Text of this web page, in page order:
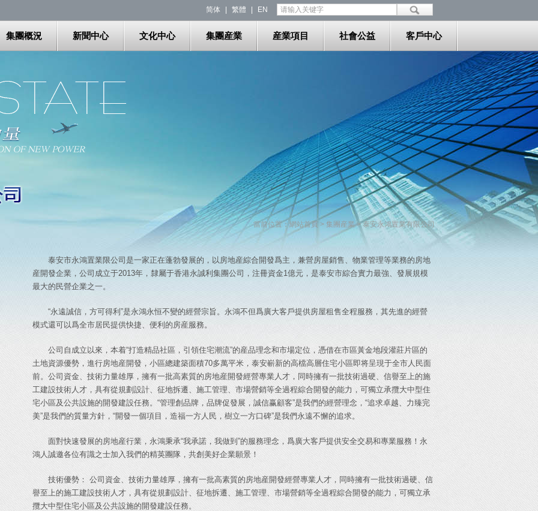
简体 繁體 EN
集團概況 新聞中心 文化中心 集團産業 産業項目 社會公益 客戶中心
當前位置：網站首頁 > 集團産業> 泰安永鴻置業有限公司
泰安市永鴻置業限公司是一家正在蓬勃發展的，以房地産綜合開發爲主，兼營房屋銷售、物業管理等業務的房地
産開發企業，公司成立于2013年，隸屬于香港永誠利集團公司，注冊資金1億元，是泰安市綜合實力最強、發展規模
最大的民營企業之一。
“永遠誠信，方可得利”是永鴻永恒不變的經營宗旨。永鴻不但爲廣大客戶提供房屋租售全程服務，其先進的經營
模式還可以爲全市居民提供快捷、便利的房産服務。
公司自成立以來，本着“打造精品社區，引領住宅潮流”的産品理念和市場定位，憑借在市區黃金地段灌莊片區的
土地資源優勢，進行房地産開發，小區總建築面積70多萬平米，泰安嶄新的高檔高層住宅小區即将呈現于全市人民面
前。公司資金、技術力量雄厚，擁有一批高素質的房地産開發經營專業人才，同時擁有一批技術過硬、信譽至上的施
工建設技術人才，具有從規劃設計、征地拆遷、施工管理、市場營銷等全過程綜合開發的能力，可獨立承攬大中型住
宅小區及公共設施的開發建設任務。“管理創品牌，品牌促發展，誠信赢顧客”是我們的經營理念，“追求卓越、力臻完
美”是我們的質量方針，“開發一個項目，造福一方人民，樹立一方口碑”是我們永遠不懈的追求。
面對快速發展的房地産行業，永鴻秉承“我承諾，我做到”的服務理念，爲廣大客戶提供安全交易和專業服務！永
鴻人誠邀各位有識之士加入我們的精英團隊，共創美好企業願景！
技術優勢： 公司資金、技術力量雄厚，擁有一批高素質的房地産開發經營專業人才，同時擁有一批技術過硬、信
譽至上的施工建設技術人才，具有從規劃設計、征地拆遷、施工管理、市場營銷等全過程綜合開發的能力，可獨立承
攬大中型住宅小區及公共設施的開發建設任務。